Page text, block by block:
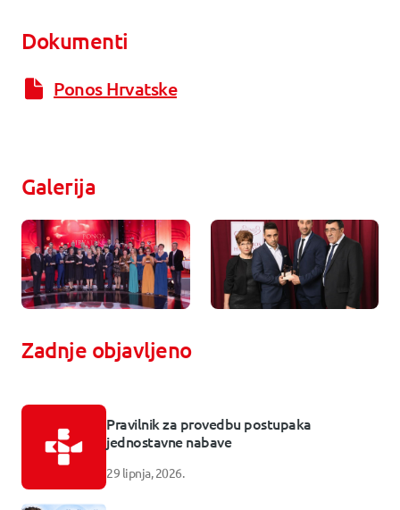
Zadnje objavljeno
Pravilnik za provedbu postupaka
jednostavne nabave
29 lipnja, 2026.
Dokumenti
Ponos Hrvatske
Galerija